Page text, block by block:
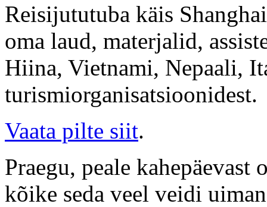
Reisijututuba käis
oma laud, materjalid,
Hiina, Vietnami, Nepaali,
turismiorganisatsioonidest.
Vaata pilte siit.
Praegu, peale kahepäevast
kõike seda veel veidi